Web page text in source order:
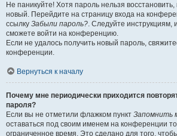
Не паникуйте! Хотя пароль нельзя
новый. Перейдите на страницу входа на
ссылку Забыли пароль?. Следуйте инструкциям,
сможете войти на конференцию.
Если не удалось получить новый пароль,
конференции.
Вернуться к началу
Почему мне периодически приходится
пароля?
Если вы не отметили флажком пункт Запомнить
оставаться под своим именем на конференции
ограниченное время. Это сделано для того,